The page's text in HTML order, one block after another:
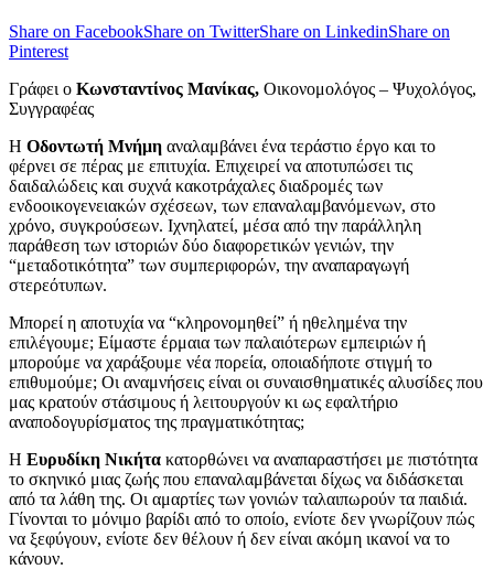
Share on FacebookShare on TwitterShare on LinkedinShare on
Pinterest
Γράφει ο Κωνσταντίνος Μανίκας, Οικονομολόγος – Ψυχολόγος,
Συγγραφέας
Η Οδοντωτή Μνήμη αναλαμβάνει ένα τεράστιο έργο και το
φέρνει σε πέρας με επιτυχία. Επιχειρεί να αποτυπώσει τις
δαιδαλώδεις και συχνά κακοτράχαλες διαδρομές των
ενδοοικογενειακών σχέσεων, των επαναλαμβανόμενων, στο
χρόνο, συγκρούσεων. Ιχνηλατεί, μέσα από την παράλληλη
παράθεση των ιστοριών δύο διαφορετικών γενιών, την
“μεταδοτικότητα” των συμπεριφορών, την αναπαραγωγή
στερεότυπων.
Μπορεί η αποτυχία να “κληρονομηθεί” ή ηθελημένα την
επιλέγουμε; Είμαστε έρμαια των παλαιότερων εμπειριών ή
μπορούμε να χαράξουμε νέα πορεία, οποιαδήποτε στιγμή το
επιθυμούμε; Οι αναμνήσεις είναι οι συναισθηματικές αλυσίδες που
μας κρατούν στάσιμους ή λειτουργούν κι ως εφαλτήριο
αναποδογυρίσματος της πραγματικότητας;
Η Ευρυδίκη Νικήτα κατορθώνει να αναπαραστήσει με πιστότητα
το σκηνικό μιας ζωής που επαναλαμβάνεται δίχως να διδάσκεται
από τα λάθη της. Οι αμαρτίες των γονιών ταλαιπωρούν τα παιδιά.
Γίνονται το μόνιμο βαρίδι από το οποίο, ενίοτε δεν γνωρίζουν πώς
να ξεφύγουν, ενίοτε δεν θέλουν ή δεν είναι ακόμη ικανοί να το
κάνουν.